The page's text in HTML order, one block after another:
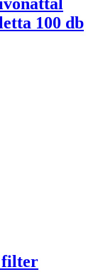
100 db
filter